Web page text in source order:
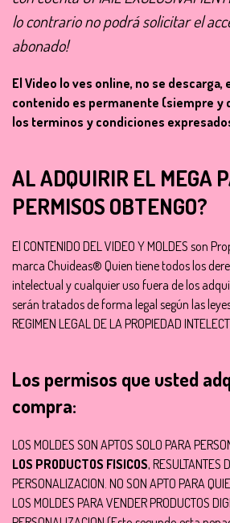
lo contrario no podrá solicitar el
abonado!
El Video lo ves online, no se descarga,
contenido es permanente (siempre y
los terminos y condiciones
AL ADQUIRIR EL MEGA
PERMISOS OBTENGO?
El CONTENIDO DEL VIDEO Y MOLDES son
marca Chuideas® Quien tiene todos los
intelectual y cualquier uso fuera de los
serán tratados de forma legal según las
REGIMEN LEGAL DE LA PROPIEDAD
Los permisos que usted
compra:
LOS MOLDES SON APTOS SOLO PARA
LOS PRODUCTOS FISICOS, RESULTANTES
PERSONALIZACION. NO SON APTO PARA
LOS MOLDES PARA VENDER PRODUCTOS